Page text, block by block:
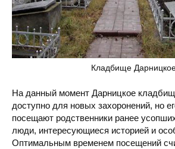
Кладбище
На данный момент Дарницкое
доступно для новых захоронений, но
посещают родственники ранее
люди, интересующиеся историей и
Оптимальным временем посещений